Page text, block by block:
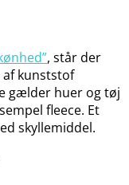
, står der
kunststof
gælder huer og tøj
fleece. Et
skyllemiddel.